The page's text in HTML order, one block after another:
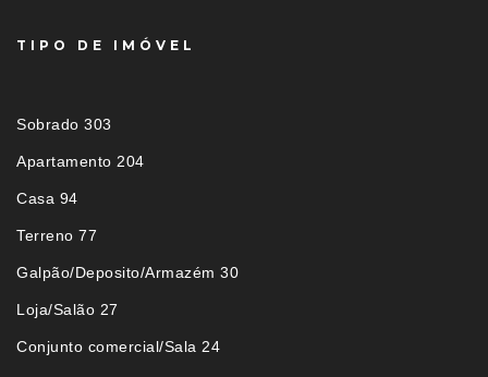
TIPO DE IMÓVEL
Sobrado 303
Apartamento 204
Casa 94
Terreno 77
Galpão/Deposito/Armazém 30
Loja/Salão 27
Conjunto comercial/Sala 24